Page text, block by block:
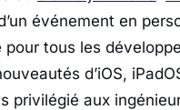
événement en
pour tous les
d’iOS,
aux